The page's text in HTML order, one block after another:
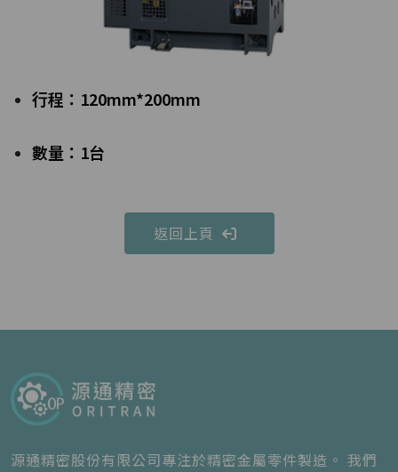
行程：120mm*200mm
數量：1台
返回上頁
源通精密股份有限公司專注於精密金屬零件製造。 我們